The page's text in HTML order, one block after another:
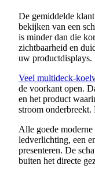
De gemiddelde klant
bekijken van een
is minder dan die
zichtbaarheid en
uw productdisplays.
Veel multideck-
de voorkant open.
en het product
stroom onderbreekt.
Alle goede moderne
ledverlichting, een
presenteren. De
buiten het directe